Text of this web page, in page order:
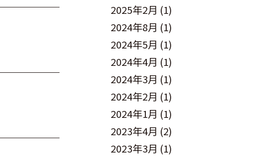
2025年2月 (1)
2024年8月 (1)
2024年5月 (1)
2024年4月 (1)
2024年3月 (1)
2024年2月 (1)
2024年1月 (1)
2023年4月 (2)
2023年3月 (1)